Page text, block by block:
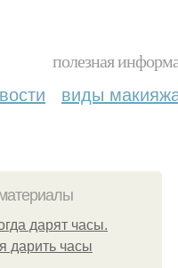
полезная
виды
дарят часы.
дарить часы